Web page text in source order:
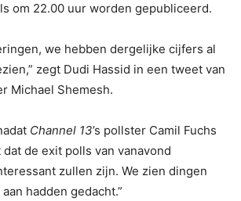
om 22.00 uur worden gepubliceerd.
we hebben dergelijke cijfers al
zegt Dudi Hassid in een tweet van
Michael Shemesh.
Channel 13’s pollster Camil Fuchs
de exit polls van vanavond
zullen zijn. We zien dingen
hadden gedacht.”